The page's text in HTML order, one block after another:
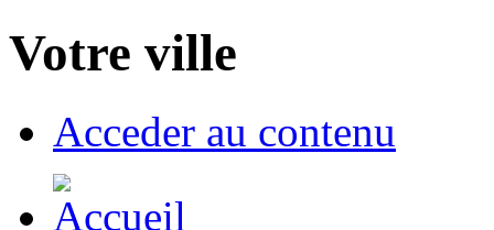
Votre ville
Acceder au contenu